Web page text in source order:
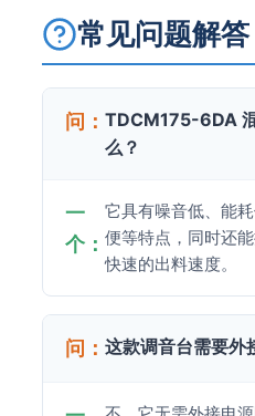
常见问题解
问： TDCM175-6DA
么？
一
个：
它具有噪音低、能
便等特点，同时还
快速的出料速度。
问： 这款调音台需要外